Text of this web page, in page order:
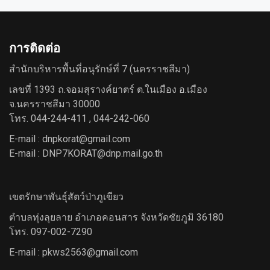
การติดต่อ
สำนักบริหารพื้นที่อนุรักษ์ที่ 7 (นครราชสีมา)
เลขที่ 1393 ถ.จอมสุรางค์ยาตร์ ต.ในเมือง อ.เมือง
จ.นครราชสีมา 30000
โทร. 044-244-411 , 044-242-060
E-mail : dnpkorat@gmail.com
E-mail : DNP7KORAT@dnp.mail.go.th
เขตรักษาพันธุ์สัตว์ป่าภูเขียว
ตำบลทุ่งลุยลาย อำเภอคอนสาร จังหวัดชัยภูมิ 36180
โทร. 097-002-7290
E-mail : pkws2563@gmail.com